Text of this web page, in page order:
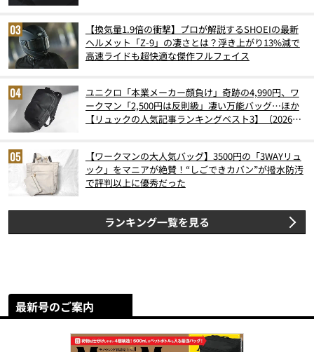
【換気量1.9倍の衝撃】プロが解説するSHOEIの最新
ヘルメット「Z-9」の凄さとは？浮き上がり13%減で
高速ライドも超快適な傑作フルフェイス
ユニクロ「本業メーカー顔負け」奇跡の4,990円、ワ
ークマン「2,500円は反則級」凄い万能バッグ…ほか
【リュックの人気記事ランキングベスト3】（2026年
【ワークマンの大人気バッグ】3500円の「3WAYリュ
ック」をマニアが絶賛！“しごできカバン”が撥水防汚
で評判以上に優秀だった
ランキング一覧を見る
最新号のご案内